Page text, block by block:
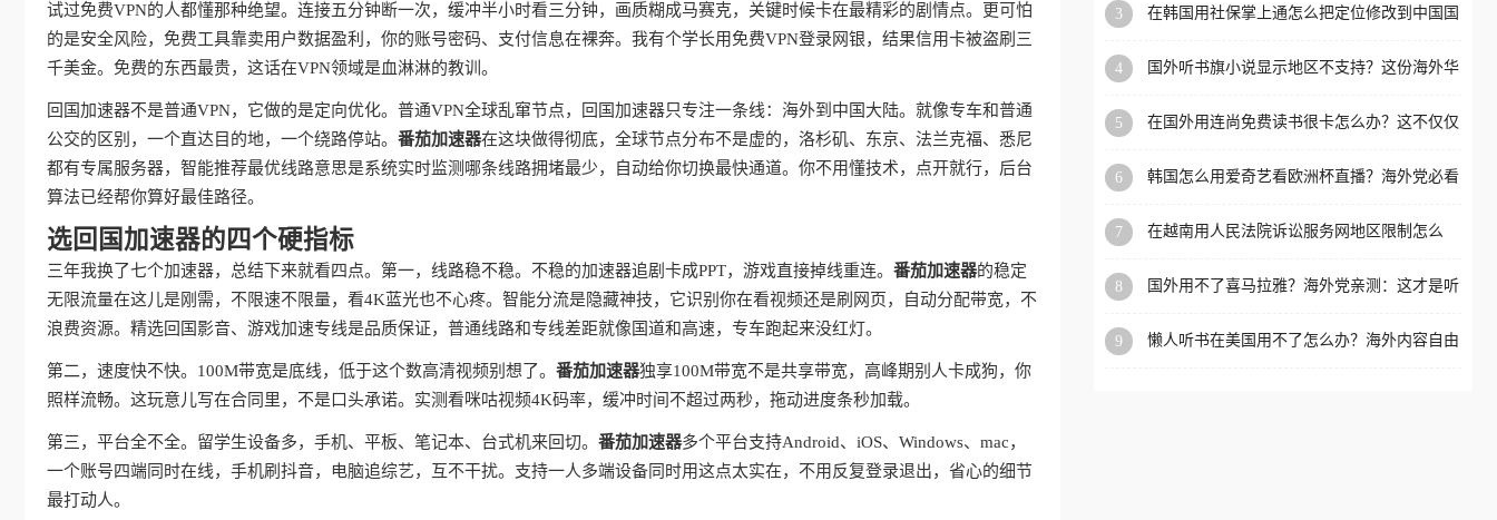
试过免费VPN的人都懂那种绝望。连接五分钟断一次，缓冲半小时看三分钟，画质糊成马赛克，关键时候卡在最精彩的剧情点。更可怕
的是安全风险，免费工具靠卖用户数据盈利，你的账号密码、支付信息在裸奔。我有个学长用免费VPN登录网银，结果信用卡被盗刷三
千美金。免费的东西最贵，这话在VPN领域是血淋淋的教训。
回国加速器不是普通VPN，它做的是定向优化。普通VPN全球乱窜节点，回国加速器只专注一条线：海外到中国大陆。就像专车和普通
公交的区别，一个直达目的地，一个绕路停站。 番茄加速器在这块做得彻底，全球节点分布不是虚的，洛杉矶、东京、法兰克福、悉尼
都有专属服务器，智能推荐最优线路意思是系统实时监测哪条线路拥堵最少，自动给你切换最快通道。你不用懂技术，点开就行，后台
算法已经帮你算好最佳路径。
选回国加速器的四个硬指标
三年我换了七个加速器，总结下来就看四点。第一，线路稳不稳。不稳的加速器追剧卡成PPT，游戏直接掉线重连。 番茄加速器的稳定
无限流量在这儿是刚需，不限速不限量，看4K蓝光也不心疼。智能分流是隐藏神技，它识别你在看视频还是刷网页，自动分配带宽，不
浪费资源。精选回国影音、游戏加速专线是品质保证，普通线路和专线差距就像国道和高速，专车跑起来没红灯。
第二，速度快不快。100M带宽是底线，低于这个数高清视频别想了。 番茄加速器独享100M带宽不是共享带宽，高峰期别人卡成狗，你
照样流畅。这玩意儿写在合同里，不是口头承诺。实测看咪咕视频4K码率，缓冲时间不超过两秒，拖动进度条秒加载。
第三，平台全不全。留学生设备多，手机、平板、笔记本、台式机来回切。 番茄加速器多个平台支持Android、iOS、Windows、mac，
一个账号四端同时在线，手机刷抖音，电脑追综艺，互不干扰。支持一人多端设备同时用这点太实在，不用反复登录退出，省心的细节
最打动人。
国、加拿大、澳大利亚、欧
学、定居等，都可以使用，
扰。
3
在韩国用社保掌上通怎么把定位修改到中国国
4
国外听书旗小说显示地区不支持？这份海外华
5
在国外用连尚免费读书很卡怎么办？这不仅仅
6
韩国怎么用爱奇艺看欧洲杯直播？海外党必看
7
在越南用人民法院诉讼服务网地区限制怎么
8
国外用不了喜马拉雅？海外党亲测：这才是听
9
懒人听书在美国用不了怎么办？海外内容自由